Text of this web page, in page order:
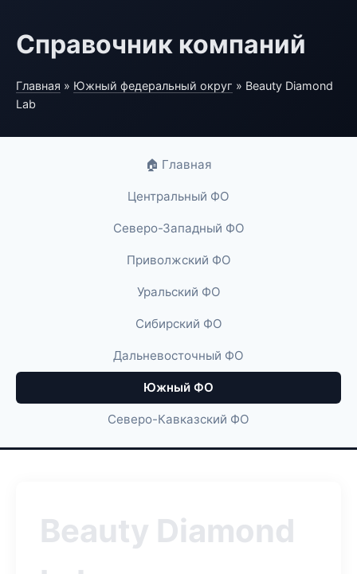
Справочник компаний
Главная » Южный федеральный округ » Beauty Diamond
Lab
🏠 Главная
Центральный ФО
Северо-Западный ФО
Приволжский ФО
Уральский ФО
Сибирский ФО
Дальневосточный ФО
Южный ФО
Северо-Кавказский ФО
Beauty Diamond